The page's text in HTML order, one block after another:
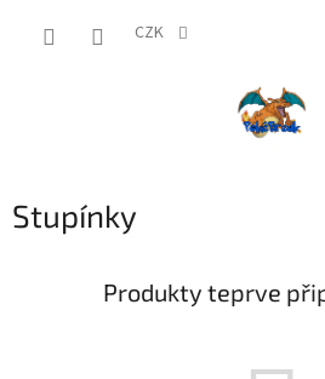
CZK
Stupínky
Produkty teprve